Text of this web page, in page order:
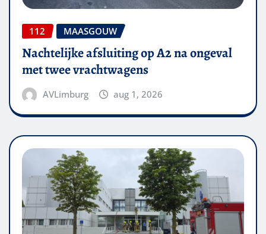
112 MAASGOUW
Nachtelijke afsluiting op A2 na ongeval
met twee vrachtwagens
AVLimburg aug 1, 2026